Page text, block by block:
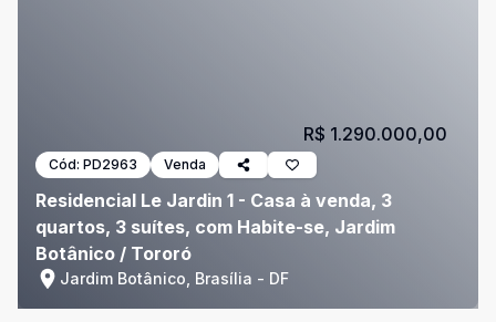
Cód: PD2963 Venda
Residencial Le Jardin 1 - Casa à venda, 3
quartos, 3 suítes, com Habite-se, Jardim
Botânico / Tororó
Jardim Botânico, Brasília - DF
R$ 1.290.000,00